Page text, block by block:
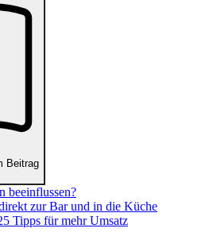
Beitrag
beeinflussen?
zur Bar und in die Küche
Tipps für mehr Umsatz